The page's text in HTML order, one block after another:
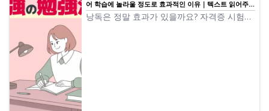
어 학습에 놀라울 정도로 효과적인 이유｜텍스트 읽어주기
소프트웨어 Ondoku
낭독은 정말 효과가 있을까요? 자격증 시험이